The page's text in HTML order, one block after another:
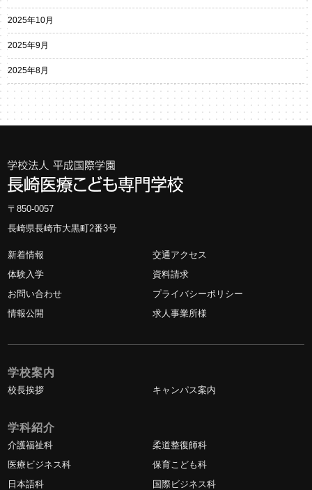
2025年10月
2025年9月
2025年8月
〒850-0057
長崎県長崎市大黒町2番3号
新着情報
交通アクセス
体験入学
資料請求
お問い合わせ
プライバシーポリシー
情報公開
求人事業所様
学校案内
校長挨拶 キャンパス案内
学科紹介
介護福祉科
柔道整復師科
医療ビジネス科
保育こども科
日本語科
国際ビジネス科